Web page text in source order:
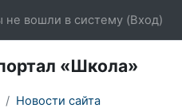
данные поисковой строки
не вошли в систему (Вход)
«Школа»
Новости сайта